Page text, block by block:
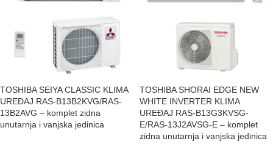
TOSHIBA SEIYA CLASSIC KLIMA
UREĐAJ RAS-B13B2KVG/RAS-
13B2AVG – komplet zidna
unutarnja i vanjska jedinica
TOSHIBA SHORAI EDGE NEW
WHITE INVERTER KLIMA
UREĐAJ RAS-B13G3KVSG-
E/RAS-13J2AVSG-E – komplet
zidna unutarnja i vanjska jedinica